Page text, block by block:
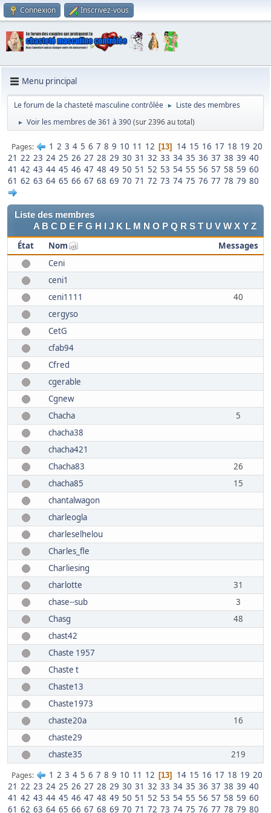
Connexion Inscrivez-vous
Menu principal
Le forum de la chasteté masculine contrôlée ► Liste des membres
► Voir les membres de 361 à 390(sur 2396 au total)
Pages 1 2 3 4 5 6 7 8 9 10 11 12 13 14 15 16 17 18 19 20
21 22 23 24 25 26 27 28 29 30 31 32 33 34 35 36 37 38 39 40
41 42 43 44 45 46 47 48 49 50 51 52 53 54 55 56 57 58 59 60
61 62 63 64 65 66 67 68 69 70 71 72 73 74 75 76 77 78 79 80
Liste des membres
A B C D E F G H I J K L M N O P Q R S T U V W X Y Z
État Nom
Messages
Ceni
ceni1
ceni1111
40
cergyso
CetG
cfab94
Cfred
cgerable
Cgnew
Chacha
5
chacha38
chacha421
Chacha83
26
chacha85
15
chantalwagon
charleogla
charleselhelou
Charles_fle
Charliesing
charlotte
31
chase--sub
3
Chasg
48
chast42
Chaste 1957
Chaste t
Chaste13
Chaste1973
chaste20a
16
chaste29
chaste35
219
Pages 1 2 3 4 5 6 7 8 9 10 11 12 13 14 15 16 17 18 19 20
21 22 23 24 25 26 27 28 29 30 31 32 33 34 35 36 37 38 39 40
41 42 43 44 45 46 47 48 49 50 51 52 53 54 55 56 57 58 59 60
61 62 63 64 65 66 67 68 69 70 71 72 73 74 75 76 77 78 79 80